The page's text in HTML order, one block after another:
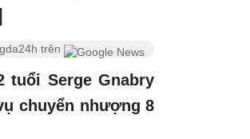
trên
tuổi Serge Gnabry
chuyển nhượng 8